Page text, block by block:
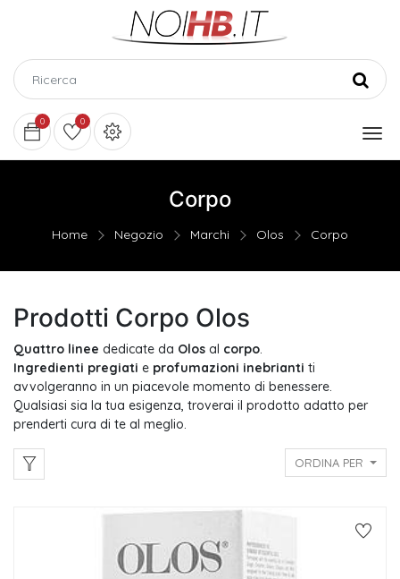
0 0
Corpo
Home Negozio Marchi Olos Corpo
Prodotti Corpo Olos
Quattro linee dedicate da Olos al corpo.
Ingredienti pregiati e profumazioni inebrianti ti
avvolgeranno in un piacevole momento di benessere.
Qualsiasi sia la tua esigenza, troverai il prodotto adatto per
prenderti cura di te al meglio.
ORDINA PER